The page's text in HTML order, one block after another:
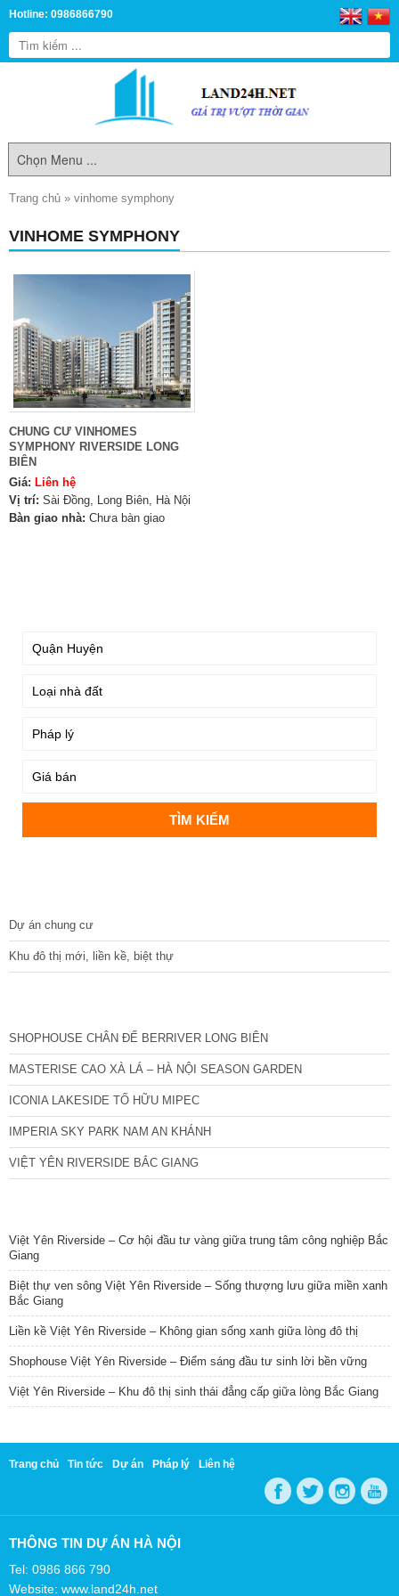
Hotline: 0986866790
Trang chủ » vinhome symphony
VINHOME SYMPHONY
CHUNG CƯ VINHOMES
SYMPHONY RIVERSIDE LONG
BIÊN
Giá: Liên hệ
Vị trí: Sài Đồng, Long Biên, Hà Nội
Bàn giao nhà: Chưa bàn giao
Dự án chung cư
Khu đô thị mới, liền kề, biệt thự
SHOPHOUSE CHÂN ĐẾ BERRIVER LONG BIÊN
MASTERISE CAO XÀ LÁ – HÀ NỘI SEASON GARDEN
ICONIA LAKESIDE TỐ HỮU MIPEC
IMPERIA SKY PARK NAM AN KHÁNH
VIỆT YÊN RIVERSIDE BẮC GIANG
Việt Yên Riverside – Cơ hội đầu tư vàng giữa trung tâm công nghiệp Bắc
Giang
Biệt thự ven sông Việt Yên Riverside – Sống thượng lưu giữa miền xanh
Bắc Giang
Liền kề Việt Yên Riverside – Không gian sống xanh giữa lòng đô thị
Shophouse Việt Yên Riverside – Điểm sáng đầu tư sinh lời bền vững
Việt Yên Riverside – Khu đô thị sinh thái đẳng cấp giữa lòng Bắc Giang
Trang chủ Tin tức Dự án Pháp lý Liên hệ
THÔNG TIN DỰ ÁN HÀ NỘI
Tel: 0986 866 790
Website: www.land24h.net